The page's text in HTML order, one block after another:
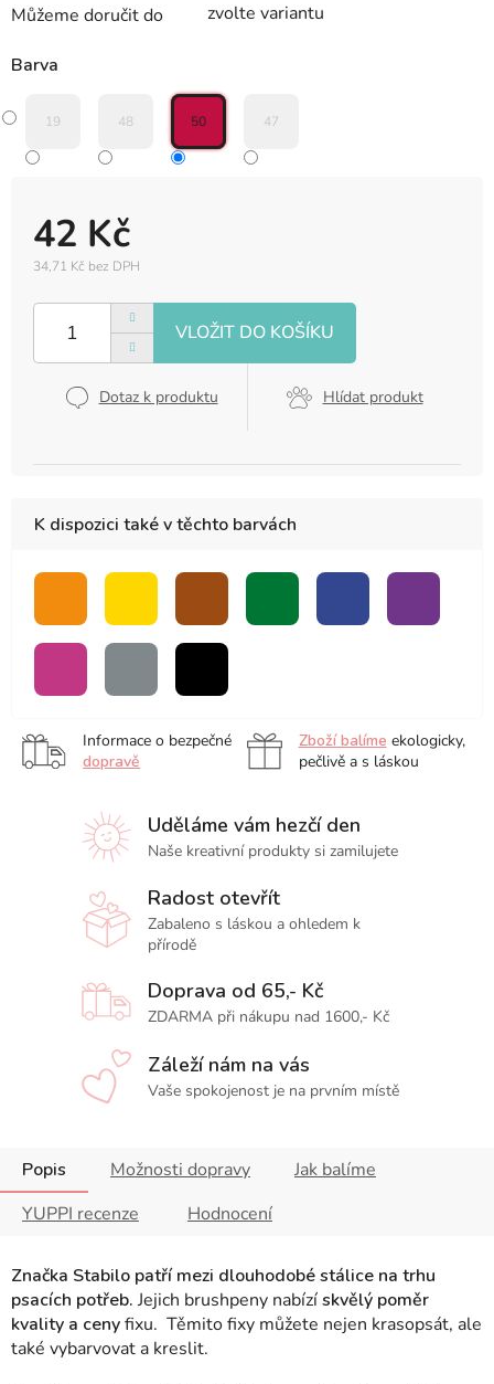
Můžeme doručit do
zvolte variantu
42 Kč
34,71 Kč bez DPH
cena:
Dotaz k produktu Hlídat produkt
Barva
19 48 50 47
K dispozici také v těchto barvách
Informace o bezpečné
dopravě
Zboží balíme ekologicky,
pečlivě a s láskou
Uděláme vám hezčí den
Naše kreativní produkty si zamilujete
Radost otevřít
Zabaleno s láskou a ohledem k
přírodě
Doprava od 65,- Kč
ZDARMA při nákupu nad 1600,- Kč
Záleží nám na vás
Vaše spokojenost je na prvním místě
Popis Možnosti dopravy
Jak balíme
YUPPI recenze
Hodnocení
Značka Stabilo patří mezi dlouhodobé stálice na trhu
psacích potřeb. Jejich brushpeny nabízískvělý poměr
kvality a cenyfixu. Těmito fixy můžete nejen krasopsát, ale
také vybarvovat a kreslit.